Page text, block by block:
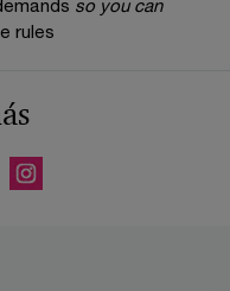
so you can
rules